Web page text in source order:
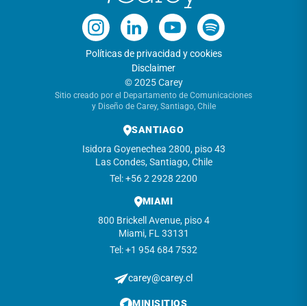
Políticas de privacidad y cookies
Disclaimer
© 2025 Carey
Sitio creado por el Departamento de Comunicaciones
y Diseño de Carey, Santiago, Chile
SANTIAGO
Isidora Goyenechea 2800, piso 43
Las Condes, Santiago, Chile
Tel: +56 2 2928 2200
MIAMI
800 Brickell Avenue, piso 4
Miami, FL 33131
Tel: +1 954 684 7532
carey@carey.cl
MINISITIOS